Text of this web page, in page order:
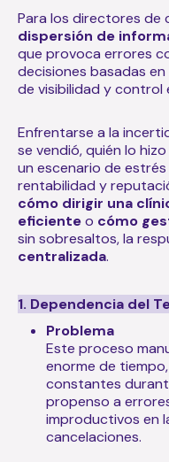
Para los directores de
dispersión de
que provoca errores
decisiones basadas
de visibilidad y
Enfrentarse a la
se vendió, quién lo
un escenario de
rentabilidad y
cómo dirigir una
eficienteo cómo
sin sobresaltos, la
centralizada.
1. Dependencia del
Problema
Este proceso
enorme de
constantes
propenso a
improductivos en
cancelaciones.